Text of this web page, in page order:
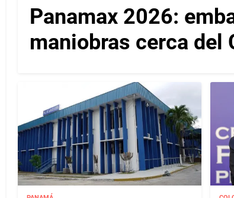
Panamax 2026:
maniobras cerca del